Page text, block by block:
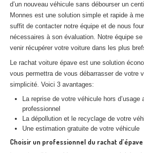
Centreagréé VHU 94 : casse auto
Centre agréé VHU 95 : casse auto
RACHATVÉHICULES
CONTACT
01 83 64 20 40
d’un nouveau véhicule sans débourser un
Monnes est une solution simple et rapide à
suffit de contacter notre équipe et de nous
nécessaires à son évaluation. Notre équipe
venir récupérer votre voiture dans les plus
Le rachat voiture épave est une solution
vous permettra de vous débarrasser de votre
simplicité. Voici 3 avantages:
La reprise de votre véhicule hors d’usage
professionnel
La dépollution et le recyclage de votre
Une estimation gratuite de votre véhicule
Choisir un professionnel du rachat d’épave